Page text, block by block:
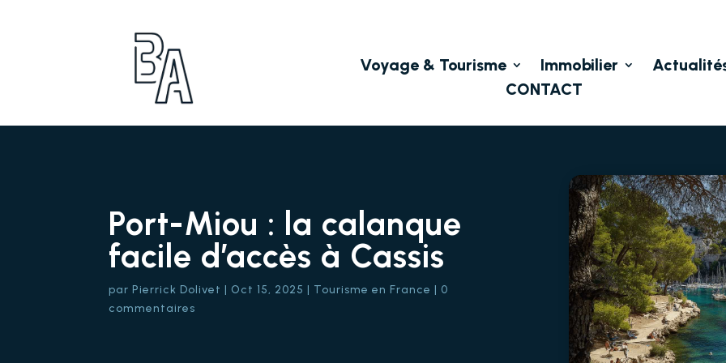
Voyage & Tourisme Immobilier
CONTACT
Port-Miou : la calanque
facile d’accès à Cassis
par Pierrick Dolivet | Oct 15, 2025 | Tourisme en France | 0
commentaires